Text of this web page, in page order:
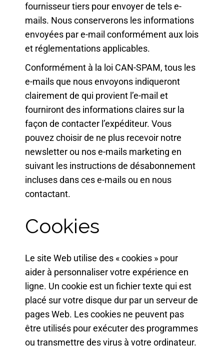
fournisseur tiers pour envoyer de tels e-
mails. Nous conserverons les informations
envoyées par e-mail conformément aux lois
et réglementations applicables.
Conformément à la loi CAN-SPAM, tous les
e-mails que nous envoyons indiqueront
clairement de qui provient l’e-mail et
fourniront des informations claires sur la
façon de contacter l’expéditeur. Vous
pouvez choisir de ne plus recevoir notre
newsletter ou nos e-mails marketing en
suivant les instructions de désabonnement
incluses dans ces e-mails ou en nous
contactant.
Cookies
Le site Web utilise des « cookies » pour
aider à personnaliser votre expérience en
ligne. Un cookie est un fichier texte qui est
placé sur votre disque dur par un serveur de
pages Web. Les cookies ne peuvent pas
être utilisés pour exécuter des programmes
ou transmettre des virus à votre ordinateur.